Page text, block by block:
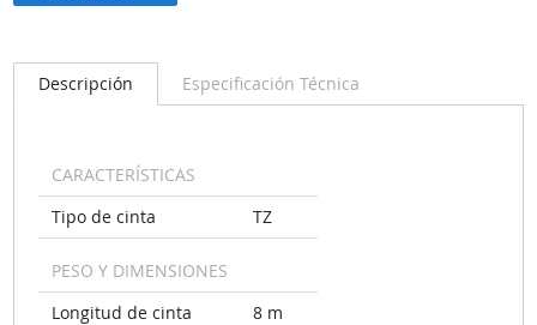
Descripción Especificación Técnica
CARACTERÍSTICAS
Tipo de cinta
TZ
PESO Y DIMENSIONES
Longitud de cinta
8 m